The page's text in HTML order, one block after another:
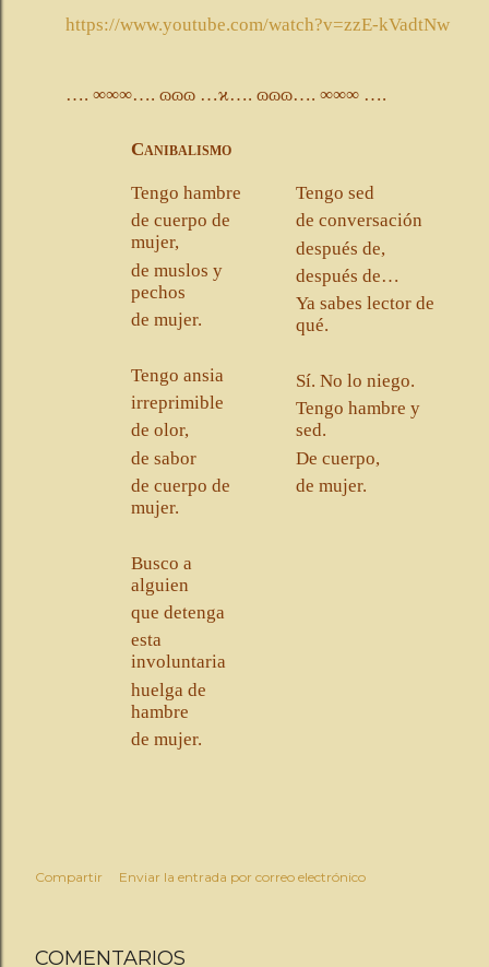
https://www.youtube.com/watch?v=zzE-kVadtNw
…. ∞∞∞…. ɷɷɷ …ϰ…. ɷɷɷ…. ∞∞∞ ….
Canibalismo
Tengo hambre
de cuerpo de
mujer,
de muslos y
pechos
de mujer.
Tengo ansia
irreprimible
de olor,
de sabor
de cuerpo de
mujer.
Busco a
alguien
que detenga
esta
involuntaria
huelga de
hambre
de mujer.
Tengo sed
de conversación
después de,
después de…
Ya sabes lector de
qué.
Sí. No lo niego.
Tengo hambre y
sed.
De cuerpo,
de mujer.
Compartir Enviar la entrada por correo electrónico
COMENTARIOS